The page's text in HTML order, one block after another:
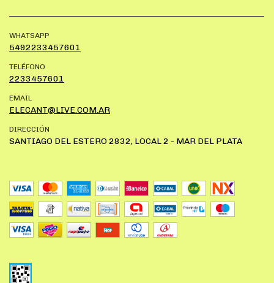
WHATSAPP
5492233457601
TELÉFONO
2233457601
EMAIL
ELECANT@LIVE.COM.AR
DIRECCIÓN
SANTIAGO DEL ESTERO 2832, LOCAL 2 - MAR DEL PLATA